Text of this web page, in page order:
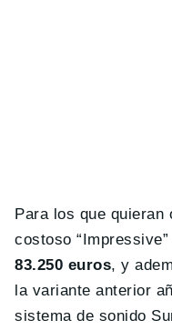
Para los que quieran
costoso
83.250 euros, y
la variante anterior
sistema de sonido